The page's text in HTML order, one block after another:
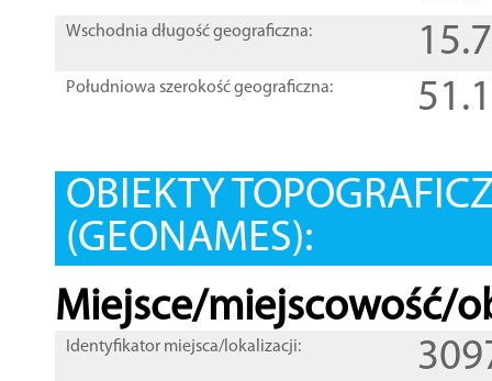
Wschodnia długość geograficzna:
Południowa szerokość geograficzna:
OBIEKTY
(GEONAMES):
Miejsce/miejscowość/
Identyfikator miejsca/lokalizacji: